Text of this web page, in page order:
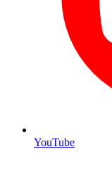
YouTube